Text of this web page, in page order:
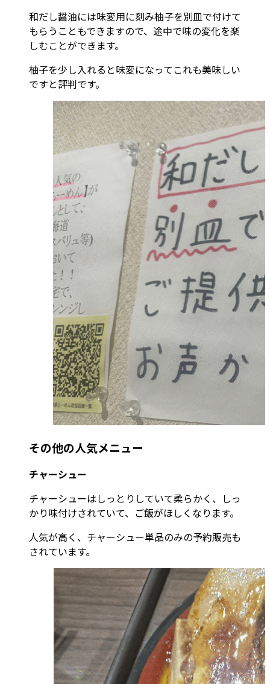
和だし醤油には味変用に刻み柚子を別皿で付けて
もらうこともできますので、途中で味の変化を楽
しむことができます。
柚子を少し入れると味変になってこれも美味しい
ですと評判です。
その他の人気メニュー
チャーシュー
チャーシューはしっとりしていて柔らかく、しっ
かり味付けされていて、ご飯がほしくなります。
人気が高く、チャーシュー単品のみの予約販売も
されています。